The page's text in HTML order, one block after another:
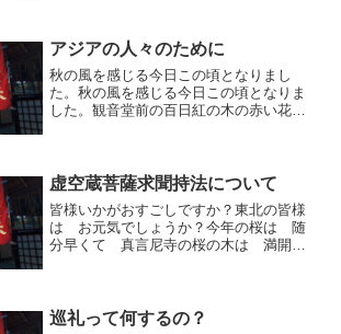
す。真言寺の住職の祈りに対...
アジアの人々のために
秋の風を感じる今日この頃となりまし
た。秋の風を感じる今日この頃となりま
した。観音堂前の百日紅の木の赤い花も
更新しないまま 月日が流れ...
虚空蔵菩薩求聞持法について
皆様いかがおすごしですか？東北の皆様
は お元気でしょうか？今年の桜は 随
分早くて 真言尼寺の桜の木は 満開で
間ほとんど語ったことはあ...
巡礼って何するの？